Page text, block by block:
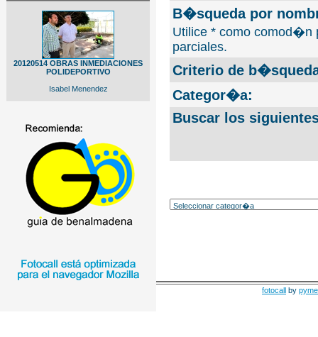
20120514 OBRAS INMEDIACIONES
POLIDEPORTIVO
Isabel Menendez
B�squeda por
Utilice * como comod�n
parciales.
Criterio de
Categor�a:
Buscar los
fotocall by